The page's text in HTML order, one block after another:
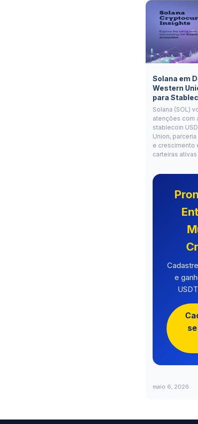
Solana em
Western
para
Solana (SOL)
atenções com
stablecoin
Union,
e crescimento
carteiras
e
maio 6, 2026